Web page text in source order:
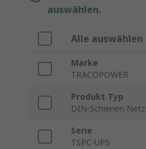
auswählen.
Alle auswählen
Marke
TRACOPOWER
Produkt Typ
DIN-Schienen
Serie
TSPC-UPS